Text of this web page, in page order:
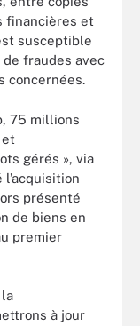
financières et
susceptible
fraudes avec
concernées.
75 millions
et
gérés », via
présenté
de biens en
premier
à jour